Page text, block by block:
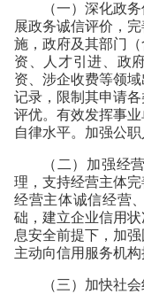
（一）深化政
展政务诚信评价，
施，政府及其部门
资、人才引进、政
资、涉企收费等领
记录，限制其申请
评优。有效发挥事
自律水平。加强公职
（二）加强经
理，支持经营主体
经营主体诚信经营
础，建立企业信用
息安全前提下，加
主动向信用服务机
（三）加快社